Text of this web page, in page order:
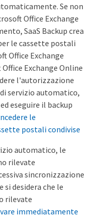
Se non
Office Exchange
SaaS Backup crea
le cassette postali
Office Exchange
Exchange Online
l'autorizzazione
servizio automatico,
eseguire il backup
le
postali condivise
automatico, le
rilevate
sincronizzazione
desidera che le
rilevate
immediatamente